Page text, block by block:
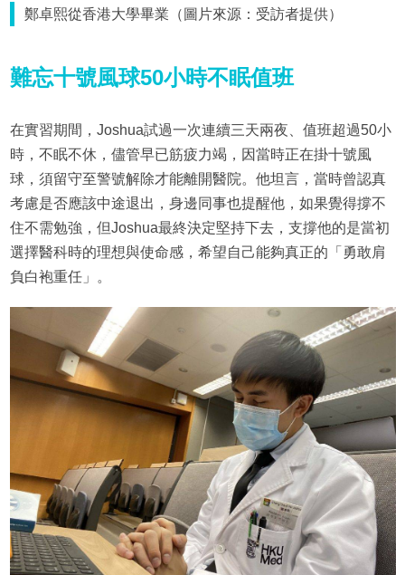
鄭卓熙從香港大學畢業（圖片來源：受訪者提供）
難忘十號風球50小時不眠值班
在實習期間，Joshua試過一次連續三天兩夜、值班超過50小
時，不眠不休，儘管早已筋疲力竭，因當時正在掛十號風
球，須留守至警號解除才能離開醫院。他坦言，當時曾認真
考慮是否應該中途退出，身邊同事也提醒他，如果覺得撐不
住不需勉強，但Joshua最終決定堅持下去，支撐他的是當初
選擇醫科時的理想與使命感，希望自己能夠真正的「勇敢肩
負白袍重任」。